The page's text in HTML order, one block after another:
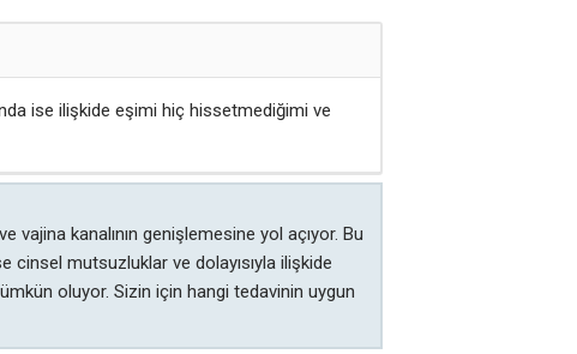
ise ilişkide eşimi hiç hissetmediğimi ve
kanalının genişlemesine yol açıyor. Bu
mutsuzluklar ve dolayısıyla ilişkide
oluyor. Sizin için hangi tedavinin uygun